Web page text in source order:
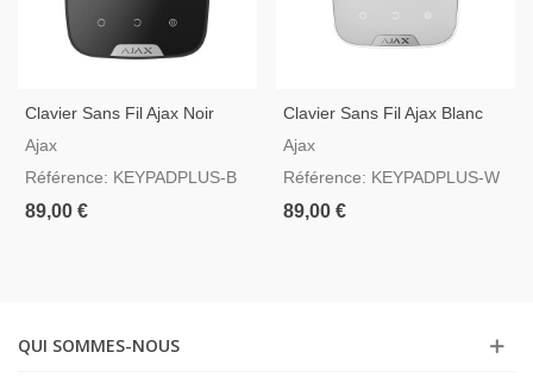
Clavier Sans Fil Ajax Noir
Avec Lecteur D'étiquettes Et
Ajax
Référence: KEYPADPLUS-B
89,00 €
Clavier Sans Fil Ajax Blanc
Avec Lecteur D'étiquettes Et
Ajax
Référence: KEYPADPLUS-W
89,00 €
QUI SOMMES-NOUS